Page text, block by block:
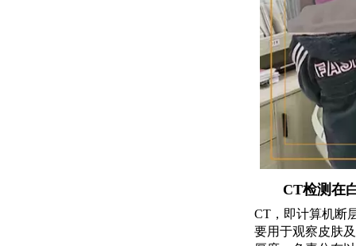
CT检测在
CT，即计算机断
要用于观察皮肤